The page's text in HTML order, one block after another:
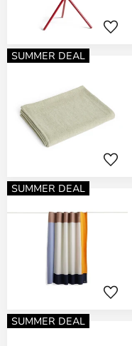
SUMMER DEAL
SUMMER DEAL
SUMMER DEAL